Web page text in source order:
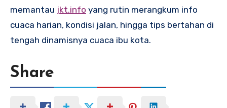
memantau jkt.info yang rutin merangkum info
cuaca harian, kondisi jalan, hingga tips bertahan di
tengah dinamisnya cuaca ibu kota.
Share